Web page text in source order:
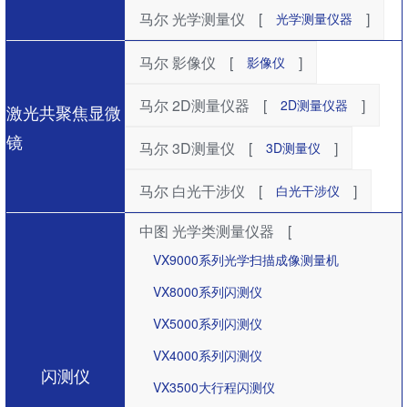
马尔 光学测量仪 [ 光学测量仪器 ]
激光共聚焦显微
镜
马尔 影像仪 [ 影像仪 ]
马尔 2D测量仪器 [ 2D测量仪器 ]
马尔 3D测量仪 [ 3D测量仪 ]
马尔 白光干涉仪 [ 白光干涉仪 ]
闪测仪
中图 光学类测量仪器 [
VX9000系列光学扫描成像测量机
VX8000系列闪测仪
VX5000系列闪测仪
VX4000系列闪测仪
VX3500大行程闪测仪